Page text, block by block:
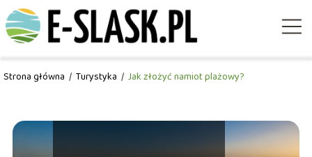
Strona główna / Turystyka / Jak złożyć namiot plażowy?